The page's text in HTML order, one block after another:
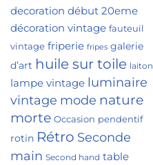
decoration début 20eme
décoration vintage fauteuil
vintage friperie fripes galerie
d’art huile sur toile laiton
lampe vintage luminaire
vintage mode nature
morte Occasion pendentif
rotin Rétro Seconde
main Second hand table